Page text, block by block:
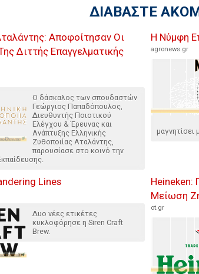
ΔΙΑΒΑΣΤΕ
Αποφοίτησαν Οι
Διττής Επαγγελματικής
Ο δάσκαλος των σπουδαστών
Γεώργιος Παπαδόπουλος,
Διευθυντής Ποιοτικού
Ελέγχου & Έρευνας και
Ανάπτυξης Ελληνικής
Ζυθοποιίας Αταλάντης,
παρουσίασε στο κοινό την
Η Νύμφη
agronews.gr
μαγνητίσει
Lines
Δυο νέες ετικέτες
κυκλοφόρησε η Siren Craft
Brew.
Heineken:
Μείωση
ot.gr